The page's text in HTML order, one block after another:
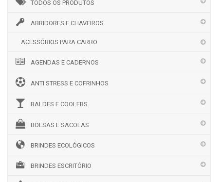
TODOS OS PRODUTOS
ABRIDORES E CHAVEIROS
ACESSÓRIOS PARA CARRO
AGENDAS E CADERNOS
ANTI STRESS E COFRINHOS
BALDES E COOLERS
BOLSAS E SACOLAS
BRINDES ECOLÓGICOS
BRINDES ESCRITÓRIO